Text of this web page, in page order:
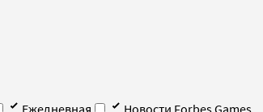
Ежедневная
Новости Forbes Games